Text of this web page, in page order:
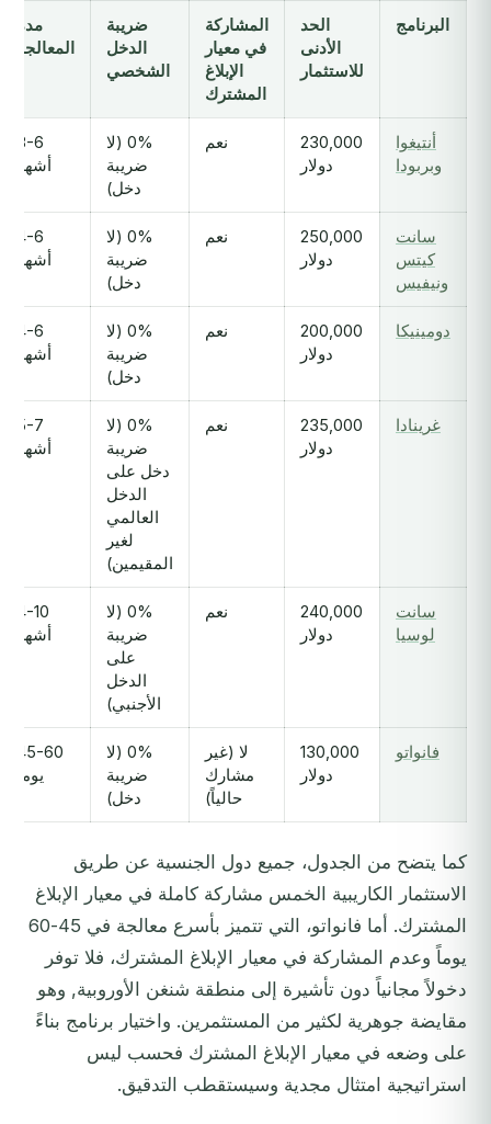
البرنامج
الحد
الأدنى
للاستثمار
المشاركة
في معيار
الإبلاغ
المشترك
ضريبة
الدخل
الشخصي
مدة
المعالجة
أنتيغوا
وبربودا
230,000
دولار
نعم
0% (لا
ضريبة
دخل)
3-6
أشهر
سانت
كيتس
ونيفيس
250,000
دولار
نعم
0% (لا
ضريبة
دخل)
4-6
أشهر
دومينيكا
200,000
دولار
نعم
0% (لا
ضريبة
دخل)
4-6
أشهر
غرينادا
235,000
دولار
نعم
0% (لا
ضريبة
دخل على
الدخل
العالمي
لغير
المقيمين)
5-7
أشهر
سانت
لوسيا
240,000
دولار
نعم
0% (لا
ضريبة
على
الدخل
الأجنبي)
4-10
أشهر
فانواتو
130,000
دولار
لا (غير
مشارك
حالياً)
0% (لا
ضريبة
دخل)
45-60
يوماً
كما يتضح من الجدول، جميع دول الجنسية عن طريق
الاستثمار الكاريبية الخمس مشاركة كاملة في معيار الإبلاغ
المشترك. أما فانواتو، التي تتميز بأسرع معالجة في 45-60
يوماً وعدم المشاركة في معيار الإبلاغ المشترك، فلا توفر
دخولاً مجانياً دون تأشيرة إلى منطقة شنغن الأوروبية, وهو
مقايضة جوهرية لكثير من المستثمرين. واختيار برنامج بناءً
على وضعه في معيار الإبلاغ المشترك فحسب ليس
استراتيجية امتثال مجدية وسيستقطب التدقيق.